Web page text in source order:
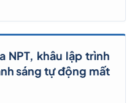
NPT, khâu lập trình
sáng tự động mất